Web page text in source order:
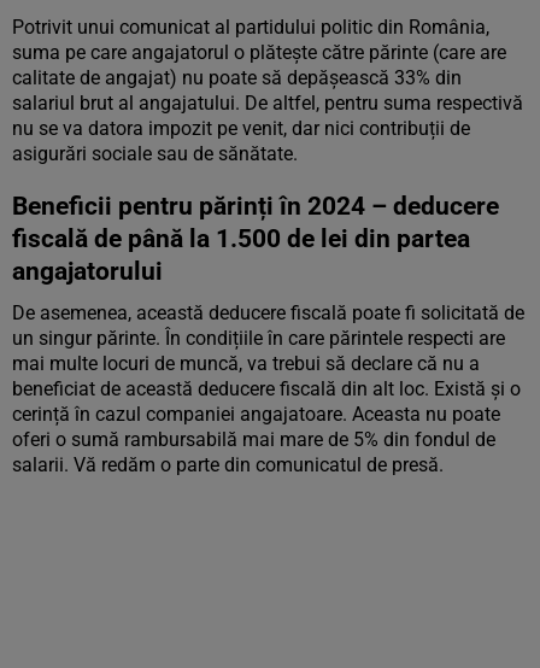
Potrivit unui comunicat al partidului politic din România,
suma pe care angajatorul o plătește către părinte (care are
calitate de angajat) nu poate să depășească 33% din
salariul brut al angajatului. De altfel, pentru suma respectivă
nu se va datora impozit pe venit, dar nici contribuții de
asigurări sociale sau de sănătate.
Beneficii pentru părinți în 2024 – deducere
fiscală de până la 1.500 de lei din partea
angajatorului
De asemenea, această deducere fiscală poate fi solicitată de
un singur părinte. În condițiile în care părintele respecti are
mai multe locuri de muncă, va trebui să declare că nu a
beneficiat de această deducere fiscală din alt loc. Există și o
cerință în cazul companiei angajatoare. Aceasta nu poate
oferi o sumă rambursabilă mai mare de 5% din fondul de
salarii. Vă redăm o parte din comunicatul de presă.